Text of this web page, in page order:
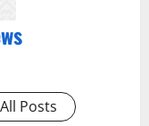
Posts